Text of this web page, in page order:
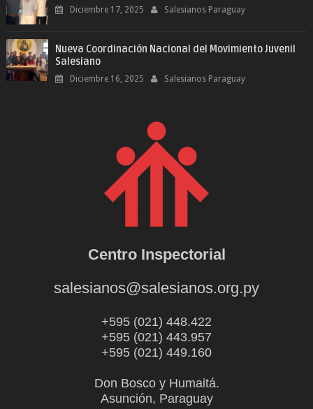
Diciembre 17, 2025 Salesianos Paraguay
Nueva Coordinación Nacional del Movimiento Juvenil
Salesiano
Diciembre 16, 2025 Salesianos Paraguay
Centro Inspectorial
salesianos@salesianos.org.py
+595 (021) 448.422
+595 (021) 443.957
+595 (021) 449.160
Don Bosco y Humaitá.
Asunción, Paraguay